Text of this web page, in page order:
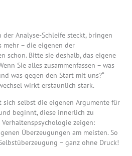
Analyse-Schleife steckt, bringen
mehr – die eigenen der
schon. Bitte sie deshalb, das eigene
Sie alles zusammenfassen – was
was gegen den Start mit uns?“
wirkt erstaunlich stark.
sich selbst die eigenen Argumente für
beginnt, diese innerlich zu
zeigen:
Überzeugungen am meisten. So
– ganz ohne Druck!